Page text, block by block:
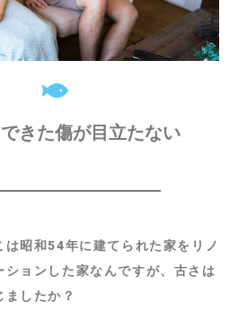
きた傷が目立たない
は昭和54年に建てられた家をリノ
ションした家なんですが、古さは
ましたか？